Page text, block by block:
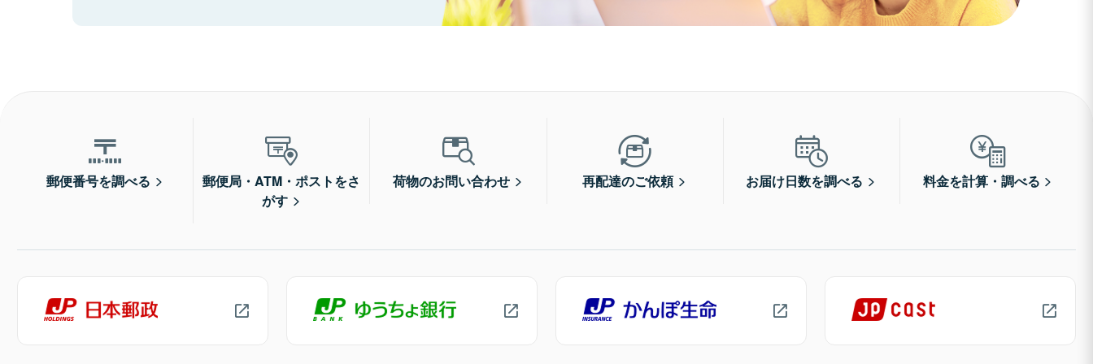
郵便番号を調べる
郵便局・ATM・ポストをさ
がす
荷物のお問い合わせ 再配達のご依頼 お届け日数を調べる 料金を計算・調べる